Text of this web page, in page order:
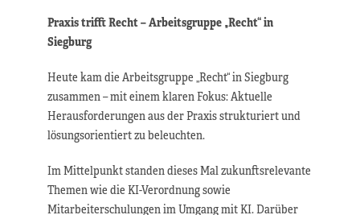
Praxis trifft Recht – Arbeitsgruppe „Recht“ in
Siegburg
Heute kam die Arbeitsgruppe „Recht“ in Siegburg
zusammen – mit einem klaren Fokus: Aktuelle
Herausforderungen aus der Praxis strukturiert und
lösungsorientiert zu beleuchten.
Im Mittelpunkt standen dieses Mal zukunftsrelevante
Themen wie die KI-Verordnung sowie
Mitarbeiterschulungen im Umgang mit KI. Darüber